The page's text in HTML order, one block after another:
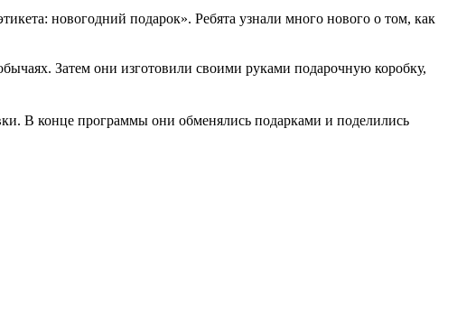
новогодний подарок». Ребята узнали много нового о том, как
Затем они изготовили своими руками подарочную коробку,
В конце программы они обменялись подарками и поделились